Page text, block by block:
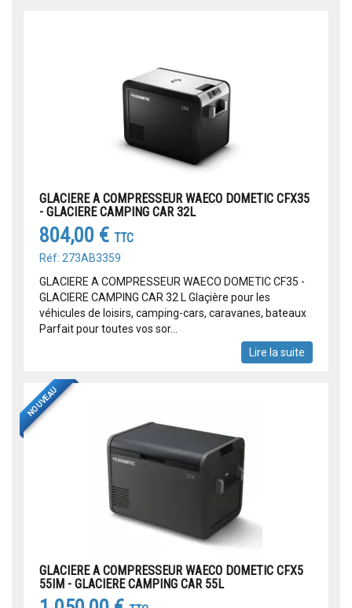
GLACIERE A COMPRESSEUR WAECO DOMETIC CFX35
- GLACIERE CAMPING CAR 32L
804,00 € TTC
Réf: 273AB3359
GLACIERE A COMPRESSEUR WAECO DOMETIC CF35 -
GLACIERE CAMPING CAR 32 L Glaçière pour les
véhicules de loisirs, camping-cars, caravanes, bateaux
Parfait pour toutes vos sor...
Lire la suite
NOUVEAU
GLACIERE A COMPRESSEUR WAECO DOMETIC CFX5
55IM - GLACIERE CAMPING CAR 55L